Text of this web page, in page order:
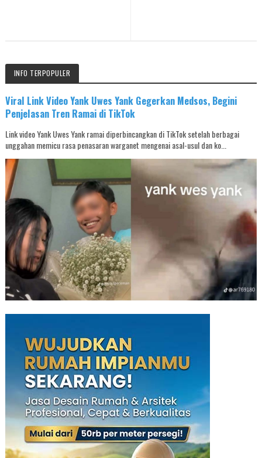
INFO TERPOPULER
Viral Link Video Yank Uwes Yank Gegerkan Medsos, Begini
Penjelasan Tren Ramai di TikTok
Link video Yank Uwes Yank ramai diperbincangkan di TikTok setelah berbagai
unggahan memicu rasa penasaran warganet mengenai asal-usul dan ko...